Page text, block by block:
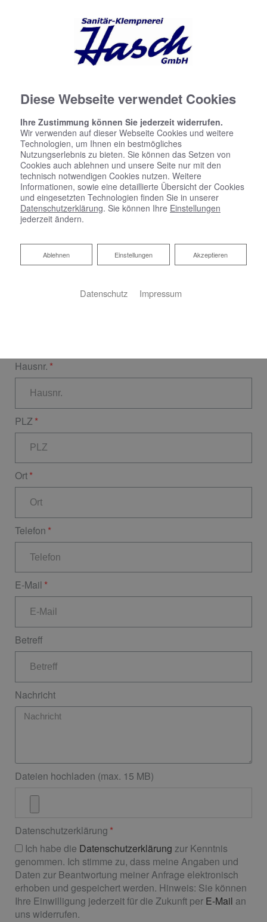
Kontaktformular
Vorname
Nachname
Hausnr.
PLZ
Ort
Telefon
E-Mail
Betreff
Nachricht
Dateien hochladen (max. 15 MB)
Datenschutzerklärung
Ich habe die Datenschutzerklärung zur Kenntnis
genommen. Ich stimme zu, dass meine Angaben und
Daten zur Beantwortung meiner Anfrage elektronisch
erhoben und gespeichert werden. Hinweis: Sie können
Ihre Einwilligung jederzeit für die Zukunft per E-Mail an
uns widerrufen.
Diese Webseite verwendet Cookies
Ihre Zustimmung können Sie jederzeit widerrufen.
Wir verwenden auf dieser Webseite Cookies und weitere
Technologien, um Ihnen ein bestmögliches
Nutzungserlebnis zu bieten. Sie können das Setzen von
Cookies auch ablehnen und unsere Seite nur mit den
technisch notwendigen Cookies nutzen. Weitere
Informationen, sowie eine detaillierte Übersicht der Cookies
und eingesetzten Technologien finden Sie in unserer
Datenschutzerklärung. Sie können Ihre Einstellungen
jederzeit ändern.
Akzeptieren
Einstellungen
Ablehnen
Ablehnen
Datenschutz Impressum